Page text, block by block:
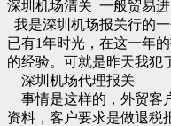
深圳机场清关 一般贸易
我是深圳机场报关行的
已有1年时光，在这一年
的经验。可就是昨天我犯
深圳机场代理报关
事情是这样的，外贸客
资料，客户要求是做退税